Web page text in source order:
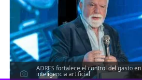
ADRES fortalece el control del gasto
inteligencia artificial